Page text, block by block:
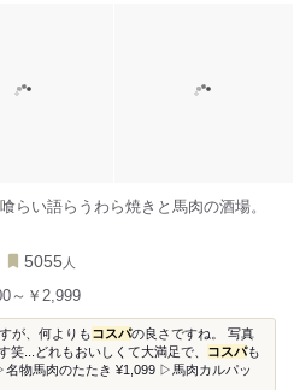
らい語らうわら焼きと馬肉の酒場。
5055 人
～￥2,999
が、何よりもコスパの良さですね。 写真
笑...どれもおいしくて大満足で、 コスパも
物馬肉のたたき ¥1,099 ▷馬肉カルパッ